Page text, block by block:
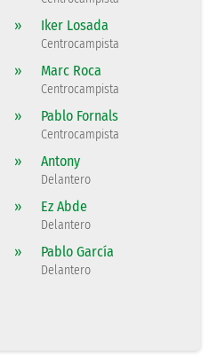
» Iker Losada
Centrocampista
» Marc Roca
Centrocampista
» Pablo Fornals
Centrocampista
» Antony
Delantero
» Ez Abde
Delantero
» Pablo García
Delantero